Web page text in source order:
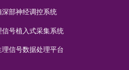
深部神经调控系统
信号植入式采集系统
信号数据处理平台